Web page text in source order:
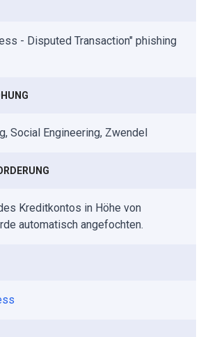
- Disputed Transaction" phishing
Social Engineering, Zwendel
Kreditkontos in Höhe von
automatisch angefochten.